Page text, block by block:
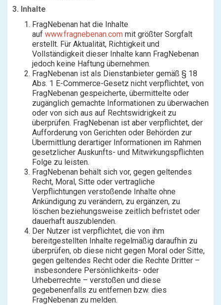
3. Inhalte
FragNebenan hat die Inhalte
auf www.fragnebenan.com mit größter Sorgfalt
erstellt. Für Aktualität, Richtigkeit und
Vollständigkeit dieser Inhalte kann FragNebenan
jedoch keine Haftung übernehmen.
FragNebenan ist als Dienstanbieter gemäß § 18
Abs. 1 E-Commerce-Gesetz nicht verpflichtet, von
FragNebenan gespeicherte, übermittelte oder
zugänglich gemachte Informationen zu überwachen
oder von sich aus auf Rechtswidrigkeit zu
überprüfen. FragNebenan ist aber verpflichtet, der
Aufforderung von Gerichten oder Behörden zur
Übermittlung derartiger Informationen im Rahmen
gesetzlicher Auskunfts- und Mitwirkungspflichten
Folge zu leisten.
FragNebenan behält sich vor, gegen geltendes
Recht, Moral, Sitte oder vertragliche
Verpflichtungen verstoßende Inhalte ohne
Ankündigung zu verändern, zu ergänzen, zu
löschen beziehungsweise zeitlich befristet oder
dauerhaft auszublenden.
Der Nutzer ist verpflichtet, die von ihm
bereitgestellten Inhalte regelmäßig daraufhin zu
überprüfen, ob diese nicht gegen Moral oder Sitte,
gegen geltendes Recht oder die Rechte Dritter –
insbesondere Persönlichkeits- oder
Urheberrechte – verstoßen und diese
gegebenenfalls zu entfernen bzw. dies
FragNebenan zu melden.